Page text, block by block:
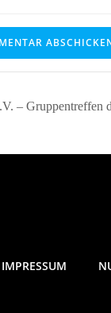
– Gruppentreffen
IMPRESSUM